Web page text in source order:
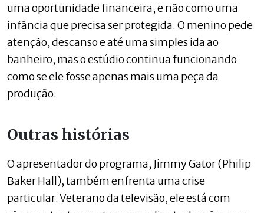
uma oportunidade financeira, e não como uma
infância que precisa ser protegida. O menino pede
atenção, descanso e até uma simples ida ao
banheiro, mas o estúdio continua funcionando
como se ele fosse apenas mais uma peça da
produção.
Outras histórias
O apresentador do programa, Jimmy Gator (Philip
Baker Hall), também enfrenta uma crise
particular. Veterano da televisão, ele está com